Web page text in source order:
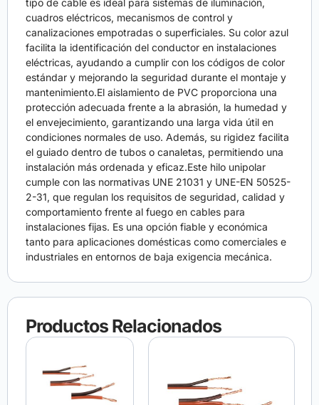
cuadros eléctricos, mecanismos de control y
canalizaciones empotradas o superficiales. Su color azul
facilita la identificación del conductor en instalaciones
eléctricas, ayudando a cumplir con los códigos de color
estándar y mejorando la seguridad durante el montaje y
mantenimiento.El aislamiento de PVC proporciona una
protección adecuada frente a la abrasión, la humedad y
el envejecimiento, garantizando una larga vida útil en
condiciones normales de uso. Además, su rigidez facilita
el guiado dentro de tubos o canaletas, permitiendo una
instalación más ordenada y eficaz.Este hilo unipolar
cumple con las normativas UNE 21031 y UNE-EN 50525-
2-31, que regulan los requisitos de seguridad, calidad y
comportamiento frente al fuego en cables para
instalaciones fijas. Es una opción fiable y económica
tanto para aplicaciones domésticas como comerciales e
industriales en entornos de baja exigencia mecánica.
Productos Relacionados